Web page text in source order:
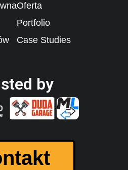
Oferta
Portfolio
Case Studies
by